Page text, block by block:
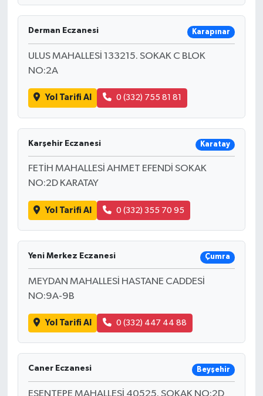
Derman Eczanesi Karapınar
ULUS MAHALLESİ 133215. SOKAK C BLOK
NO:2A
Yol Tarifi Al 0 (332) 755 81 81
Karşehir Eczanesi Karatay
FETİH MAHALLESİ AHMET EFENDİ SOKAK
NO:2D KARATAY
Yol Tarifi Al 0 (332) 355 70 95
Yeni Merkez Eczanesi Çumra
MEYDAN MAHALLESİ HASTANE CADDESİ
NO:9A-9B
Yol Tarifi Al 0 (332) 447 44 88
Caner Eczanesi Beyşehir